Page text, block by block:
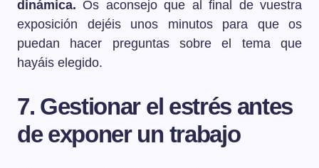
dinámica. Os aconsejo que al final de vuestra
exposición dejéis unos minutos para que os
puedan hacer preguntas sobre el tema que
hayáis elegido.
7. Gestionar el estrés antes
de exponer un trabajo